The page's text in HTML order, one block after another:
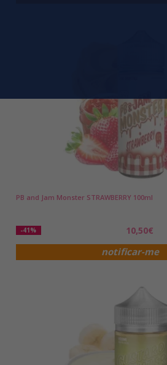
notificar-me
PB and Jam Monster STRAWBERRY 100ml
-41% 10,50€